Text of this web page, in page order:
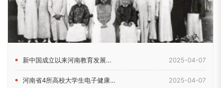
新中国成立以来河南教育发展的历史脉络考察 2025-04-07
河南省4所高校大学生电子健康素养现状及影响因素研究 2025-04-07